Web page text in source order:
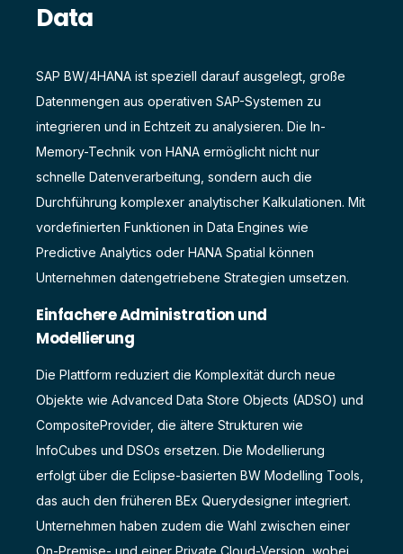
Data
SAP BW/4HANA ist speziell darauf ausgelegt, große
Datenmengen aus operativen SAP-Systemen zu
integrieren und in Echtzeit zu analysieren. Die In-
Memory-Technik von HANA ermöglicht nicht nur
schnelle Datenverarbeitung, sondern auch die
Durchführung komplexer analytischer Kalkulationen. Mit
vordefinierten Funktionen in Data Engines wie
Predictive Analytics oder HANA Spatial können
Unternehmen datengetriebene Strategien umsetzen.
Einfachere Administration und
Modellierung
Die Plattform reduziert die Komplexität durch neue
Objekte wie Advanced Data Store Objects (ADSO) und
CompositeProvider, die ältere Strukturen wie
InfoCubes und DSOs ersetzen. Die Modellierung
erfolgt über die Eclipse-basierten BW Modelling Tools,
das auch den früheren BEx Querydesigner integriert.
Unternehmen haben zudem die Wahl zwischen einer
On-Premise- und einer Private Cloud-Version, wobei